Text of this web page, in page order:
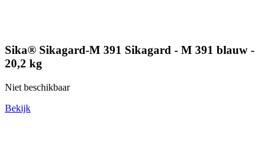
Sika® Sikagard-M 391 Sikagard - M 391 blauw -
20,2 kg
Niet beschikbaar
Bekijk